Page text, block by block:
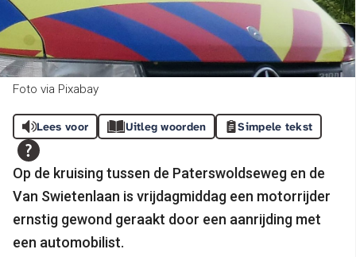
Foto via Pixabay
Lees voor Uitleg woorden Simpele tekst
Op de kruising tussen de Paterswoldseweg en de
Van Swietenlaan is vrijdagmiddag een motorrijder
ernstig gewond geraakt door een aanrijding met
een automobilist.